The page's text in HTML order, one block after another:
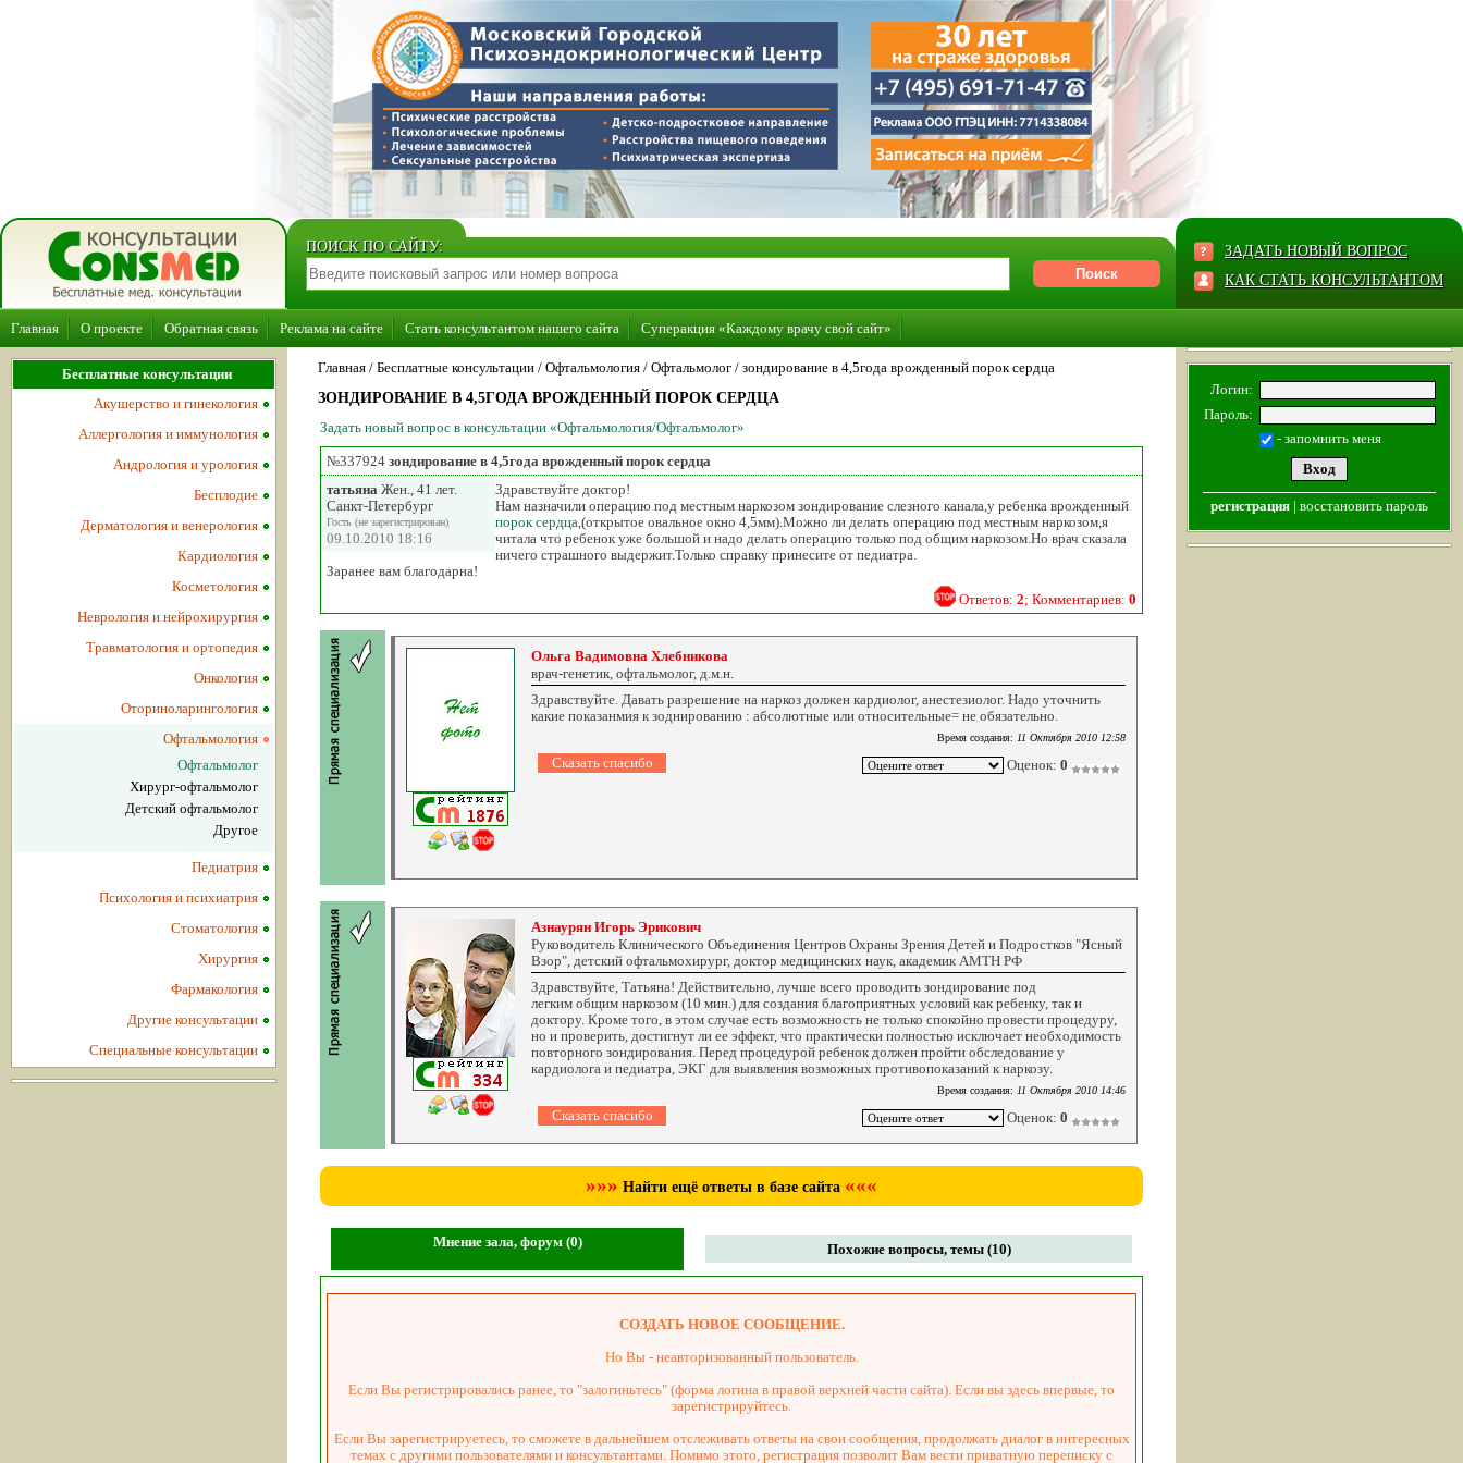
ПОИСК ПО САЙТУ:
ЗАДАТЬ НОВЫЙ ВОПРОС
КАК СТАТЬ КОНСУЛЬТАНТОМ
Главная О проекте Обратная связь Реклама на сайте Стать консультантом нашего сайта Суперакция «Каждому врачу свой сайт»
Главная / Бесплатные консультации / Офтальмология / Офтальмолог / зондирование в 4,5года врожденный порок сердца
ЗОНДИРОВАНИЕ В 4,5ГОДА ВРОЖДЕННЫЙ ПОРОК СЕРДЦА
Задать новый вопрос в консультации «Офтальмология/Офтальмолог»
№337924 зондирование в 4,5года врожденный порок сердца
татьяна Жен., 41 лет.
Санкт-Петербург
Гость (не зарегистрирован)
09.10.2010 18:16
Здравствуйте доктор!
Нам назначили операцию под местным наркозом зондирование слезного канала,у ребенка врожденный
порок сердца,(открытое овальное окно 4,5мм).Можно ли делать операцию под местным наркозом,я
читала что ребенок уже большой и надо делать операцию только под общим наркозом.Но врач сказала
ничего страшного выдержит.Только справку принесите от педиатра.
Заранее вам благодарна!
Ответов: 2; Комментариев: 0
Ольга Вадимовна Хлебникова
врач-генетик, офтальмолог, д.м.н.
Здравствуйте. Давать разрешение на наркоз должен кардиолог, анестезиолог. Надо уточнить
какие показанмия к зоднированию : абсолютные или относительные= не обязательно.
Время создания: 11 Октября 2010 12:58
Оценок: 0
Азнаурян Игорь Эрикович
Руководитель Клинического Объединения Центров Охраны Зрения Детей и Подростков "Ясный
Взор", детский офтальмохирург, доктор медицинских наук, академик АМТН РФ
Здравствуйте, Татьяна! Действительно, лучше всего проводить зондирование под
легким общим наркозом (10 мин.) для создания благоприятных условий как ребенку, так и
доктору. Кроме того, в этом случае есть возможность не только спокойно провести процедуру,
но и проверить, достигнут ли ее эффект, что практически полностью исключает необходимость
повторного зондирования. Перед процедурой ребенок должен пройти обследование у
кардиолога и педиатра, ЭКГ для выявления возможных противопоказаний к наркозу.
Время создания: 11 Октября 2010 14:46
Оценок: 0
»»» Найти ещё ответы в базе сайта «««
Мнение зала, форум (0) Похожие вопросы, темы (10)
СОЗДАТЬ НОВОЕ СООБЩЕНИЕ.
Но Вы - неавторизованный пользователь.
Если Вы регистрировались ранее, то "залогиньтесь" (форма логина в правой верхней части сайта). Если вы здесь впервые, то
зарегистрируйтесь.
Если Вы зарегистрируетесь, то сможете в дальнейшем отслеживать ответы на свои сообщения, продолжать диалог в интересных
темах с другими пользователями и консультантами. Помимо этого, регистрация позволит Вам вести приватную переписку с
Бесплатные консультации
Акушерство и гинекология
Аллергология и иммунология
Андрология и урология
Бесплодие
Дерматология и венерология
Кардиология
Косметология
Неврология и нейрохирургия
Травматология и ортопедия
Онкология
Оториноларингология
Офтальмология
Офтальмолог
Хирург-офтальмолог
Детский офтальмолог
Другое
Педиатрия
Психология и психиатрия
Стоматология
Хирургия
Фармакология
Другие консультации
Специальные консультации
Логин:
Пароль:
- запомнить меня
регистрация | восстановить пароль